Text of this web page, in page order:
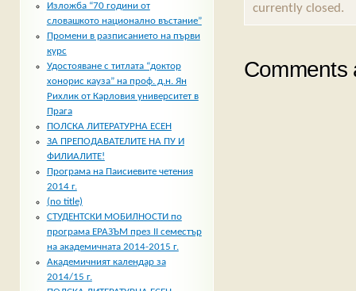
currently closed.
Comments
Изложба “70 години от
словашкото национално въстание”
Промени в разписанието на първи
курс
Удостояване с титлата “доктор
хонорис кауза” на проф. д.н. Ян
Рихлик от Карловия университет в
Прага
ПОЛСКА ЛИТЕРАТУРНА ЕСЕН
ЗА ПРЕПОДАВАТЕЛИТЕ НА ПУ И
ФИЛИАЛИТЕ!
Програма на Паисиевите четения
2014 г.
(no title)
СТУДЕНТСКИ МОБИЛНОСТИ по
програма ЕРАЗЪМ през II семестър
на академичната 2014-2015 г.
Академичният календар за
2014/15 г.